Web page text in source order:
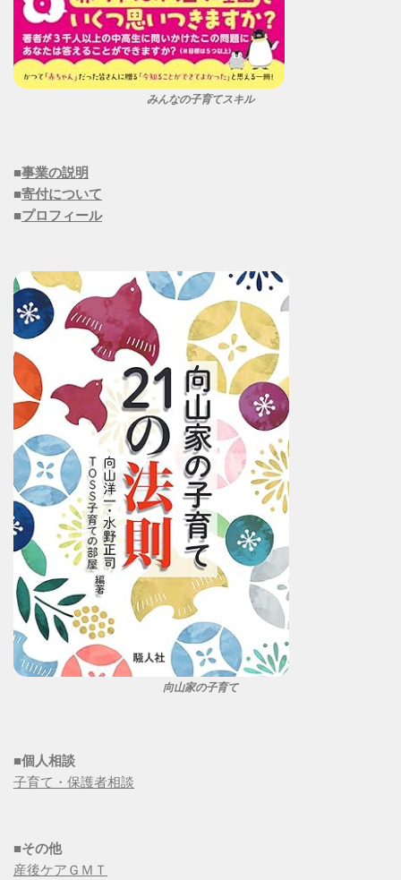
みんなの子育てスキル
■事業の説明
■寄付について
■プロフィール
向山家の子育て
■個人相談
子育て・保護者相談
■その他
産後ケアＧＭＴ